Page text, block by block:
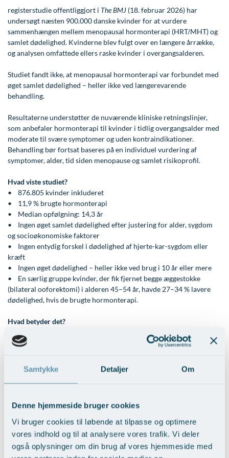
Samtykke Detaljer Om
Denne hjemmeside bruger cookies
Vi bruger cookies til løbende at tilpasse og optimere
vores indhold og til at analysere vores trafik. Vi deler
også oplysninger om din brug af vores hjemmeside med
Lunge-astma-allergi
Mave-tarm kirurgi
Menopause- og hormonterapi
Onkologi (kræftsygdomme)
Reumatologi (gigtsygdomme)
Svedproblemer
Søvn
Thoraxkirurgi (slipping rib)
Ultralydsscanning
Urologi (Urinvejssygdomme)
Øre-næse-hals
Ar og strækmærker
Uønsket hårvækst
Hårtab
Kropsforyngelse og opstramning
Mandlig genitalområde - forskønnelse
Kosmetisk Plastikkirurgi
Kæbekirurgi
Skræddersyede dropbehandlinger
Før / efter billeder
Plasmaprodukter i æstetisk, kosmetisk og anti-
aging medicin
Prisliste
Skriv dig op
Udskrivelse
Kontakt os & Find vej
Kvalitet og patienttilfredshed
Nyttige links
Persondatapolitik på AROS
Samarbejde mellem specialer
Sengestuer
Standardbetingelser for privatbetalte
operationer
Ventetid i det offentlige - Frit sygehusvalg
Vores mål
registerstudie offentliggjort i The BMJ (18. februar 2026) har
undersøgt næsten 900.000 danske kvinder for at vurdere
sammenhængen mellem menopausal hormonterapi (HRT/MHT) og
samlet dødelighed. Kvinderne blev fulgt over en længere årrække,
og analysen omfattede ellers raske kvinder i overgangsalderen.
Studiet fandt ikke, at menopausal hormonterapi var forbundet med
øget samlet dødelighed – heller ikke ved længerevarende
behandling.
Resultaterne understøtter de nuværende kliniske retningslinjer,
som anbefaler hormonterapi til kvinder i tidlig overgangsalder med
moderate til svære symptomer og uden kontraindikationer.
Behandling bør fortsat baseres på en individuel vurdering af
symptomer, alder, tid siden menopause og samlet risikoprofil.
Hvad viste studiet?
• 876.805 kvinder inkluderet
• 11,9 % brugte hormonterapi
• Median opfølgning: 14,3 år
• Ingen øget samlet dødelighed efter justering for alder, sygdom
og socioøkonomiske faktorer
• Ingen entydig forskel i dødelighed af hjerte-kar-sygdom eller
kræft
• Ingen øget dødelighed – heller ikke ved brug i 10 år eller mere
• En særlig gruppe kvinder, der fik fjernet begge æggestokke
(bilateral ooforektomi) i alderen 45–54 år, havde 27–34 % lavere
dødelighed, hvis de brugte hormonterapi.
Hvad betyder det?
mod gener i overgangsalderen uden øget risiko for at dø tidligere.
hormonterapi fortsat bør være individuel og baseret på en samlet
vurdering af symptomer, risikoprofil og præferencer. Studiet
undersøger dødelighed – ikke alle potentielle bivirkninger.
Reference:
Mikkelsen AP et al. Menopausal hormone therapy and long term
mortality: nationwide, register based cohort study. BMJ
2026;392:e085998. DOI: 10.1136/bmj-2025-085998